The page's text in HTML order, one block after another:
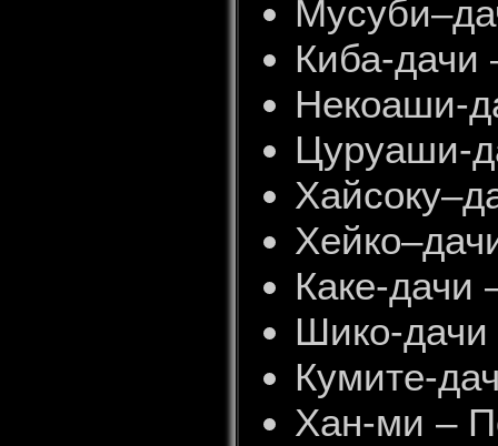
Киба-дачи
Некоаши-
Цуруаши-
Каке-дачи
Шико-
Кумите-
Хан-ми –